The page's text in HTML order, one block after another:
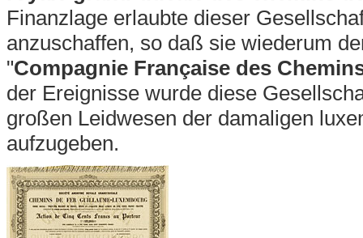
Finanzlage erlaubte dieser
anzuschaffen, so daß sie wiederum
"Compagnie Française des
der Ereignisse wurde diese
großen Leidwesen der damaligen
aufzugeben.